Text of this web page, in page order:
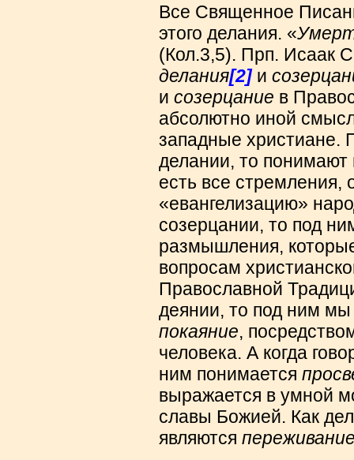
Все Священное
этого делания. «
(Кол.3,5). Прп. Исаак
делания[2]и
и созерцание в
абсолютно иной
западные христиане.
делании, то
есть все
«евангелизацию»
созерцании, то под
размышления,
вопросам
Православной
деянии, то под ним
покаяние,
человека. А когда
ним понимается
выражается в умной
славы Божией. Как
являются